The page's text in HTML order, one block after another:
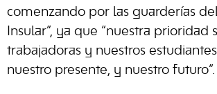
comenzando por las guarderías
Insular”, ya que “nuestra prioridad
trabajadoras y nuestros
nuestro presente, y nuestro futuro”.